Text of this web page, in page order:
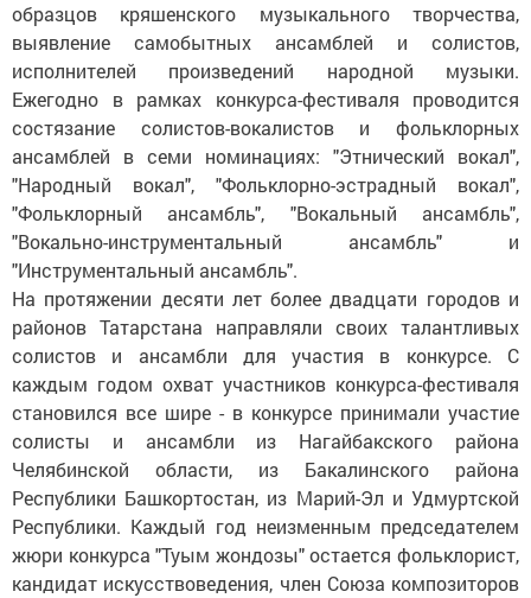
образцов кряшенского музыкального творчества,
выявление самобытных ансамблей и солистов,
исполнителей произведений народной музыки.
Ежегодно в рамках конкурса-фестиваля проводится
состязание солистов-вокалистов и фольклорных
ансамблей в семи номинациях: "Этнический вокал",
"Народный вокал", "Фольклорно-эстрадный вокал",
"Фольклорный ансамбль", "Вокальный ансамбль",
"Вокально-инструментальный ансамбль" и
"Инструментальный ансамбль".
На протяжении десяти лет более двадцати городов и
районов Татарстана направляли своих талантливых
солистов и ансамбли для участия в конкурсе. С
каждым годом охват участников конкурса-фестиваля
становился все шире - в конкурсе принимали участие
солисты и ансамбли из Нагайбакского района
Челябинской области, из Бакалинского района
Республики Башкортостан, из Марий-Эл и Удмуртской
Республики. Каждый год неизменным председателем
жюри конкурса "Туым жондозы" остается фольклорист,
кандидат искусствоведения, член Союза композиторов